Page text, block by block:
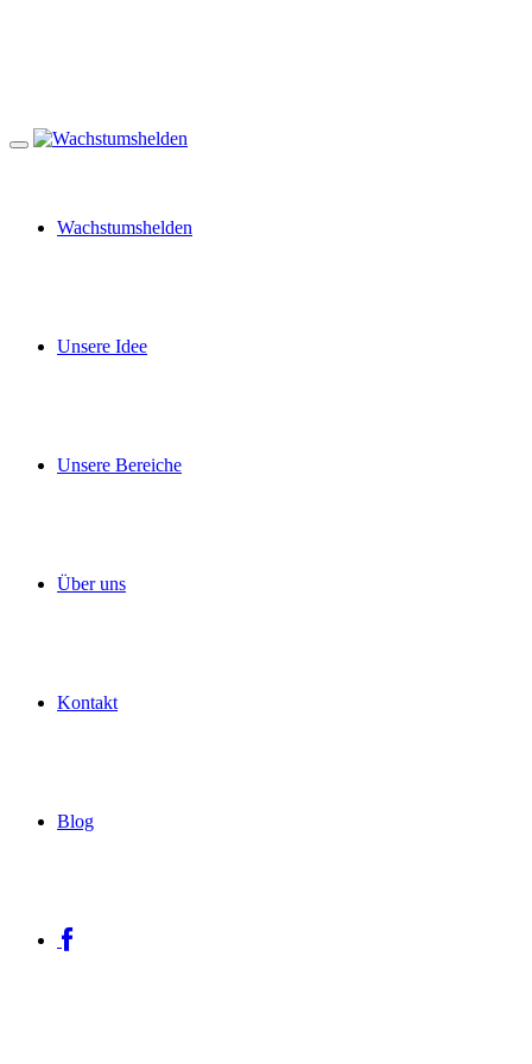
Wachstumshelden
Unsere Idee
Unsere Bereiche
Über uns
Kontakt
Blog